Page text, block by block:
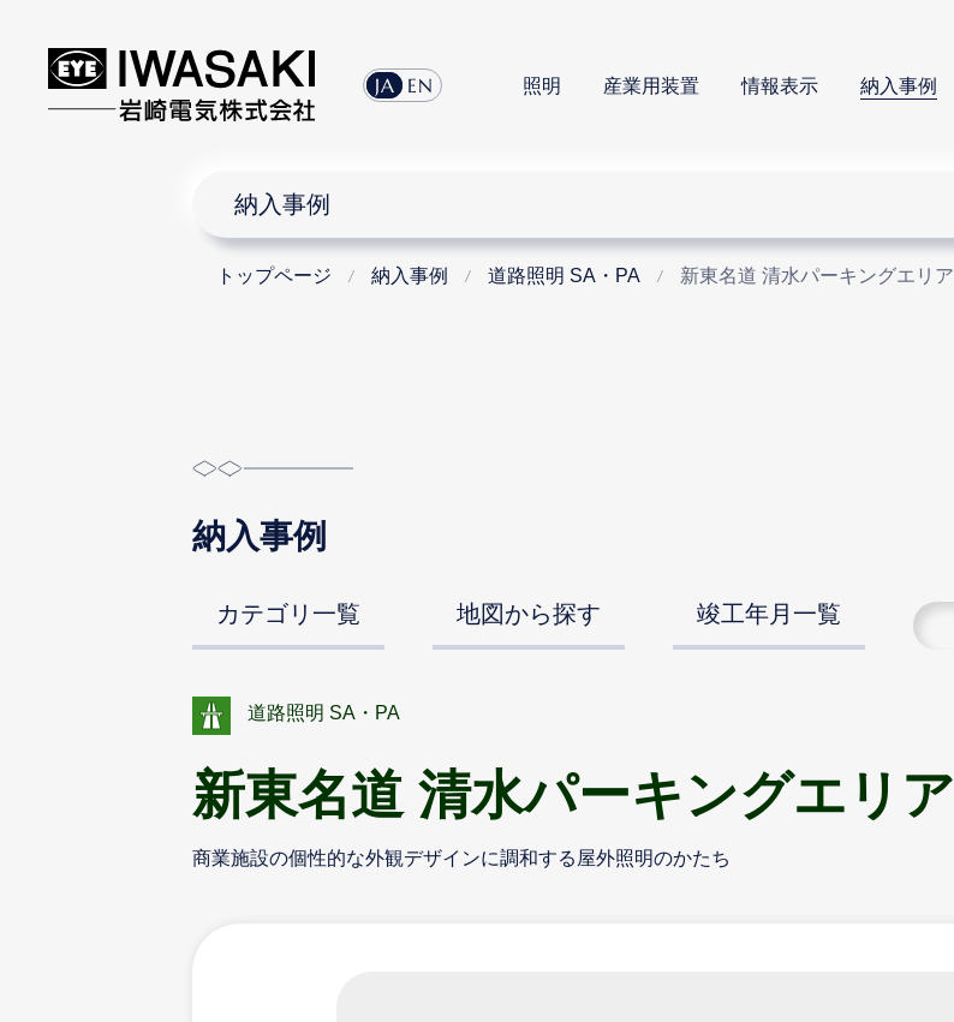
JA EN 照明 産業用装置 情報表示 納入事例
納入事例
トップページ 納入事例 道路照明 SA・PA 新東名道 清水パーキングエリア
納入事例
カテゴリ一覧 地図から探す 竣工年月一覧
道路照明 SA・PA
新東名道 清水パーキングエリア
商業施設の個性的な外観デザインに調和する屋外照明のかたち